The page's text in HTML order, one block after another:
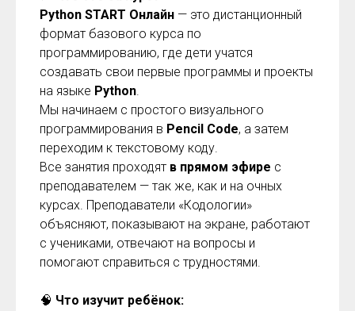
Python START Онлайн — это дистанционный
формат базового курса по
программированию, где дети учатся
создавать свои первые программы и проекты
на языке Python.
Мы начинаем с простого визуального
программирования в Pencil Code, а затем
переходим к текстовому коду.
Все занятия проходят в прямом эфире с
преподавателем — так же, как и на очных
курсах. Преподаватели «Кодологии»
объясняют, показывают на экране, работают
с учениками, отвечают на вопросы и
помогают справиться с трудностями.
🧠 Что изучит ребёнок: